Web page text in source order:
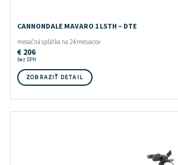
CANNONDALE MAVARO 1 LSTH – DTE
mesačná splátka na 24 mesiacov
€206
bez DPH
ZOBRAZIŤ DETAIL